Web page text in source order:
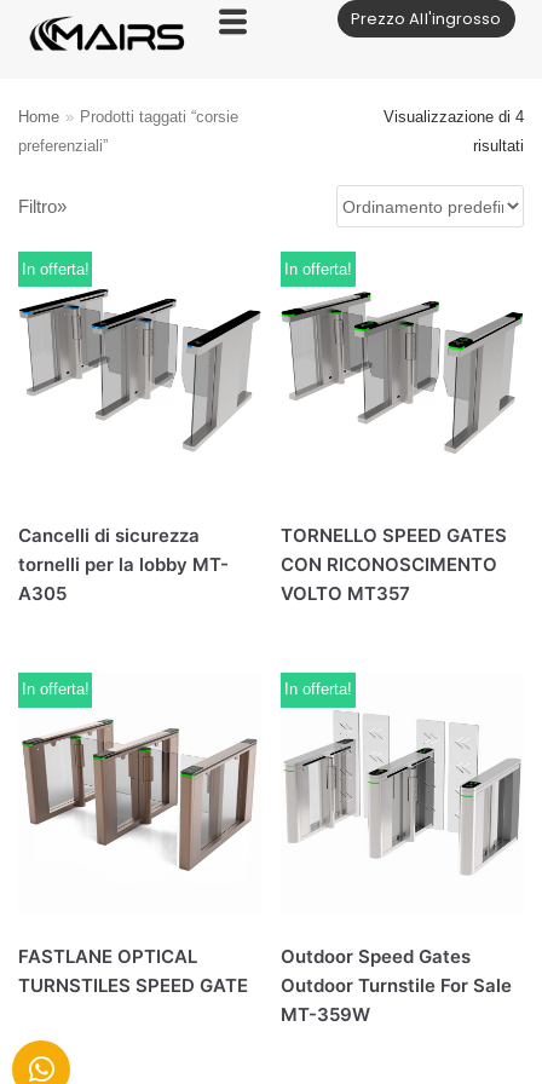
Vai
al
Prezzo All'ingrosso
Home » Prodotti taggati “corsie
preferenziali”
Visualizzazione di 4
risultati
Filtro»
In offerta!
Cancelli di sicurezza
tornelli per la lobby MT-
A305
In offerta!
TORNELLO SPEED GATES
CON RICONOSCIMENTO
VOLTO MT357
In offerta!
FASTLANE OPTICAL
TURNSTILES SPEED GATE
In offerta!
Outdoor Speed Gates
Outdoor Turnstile For Sale
MT-359W